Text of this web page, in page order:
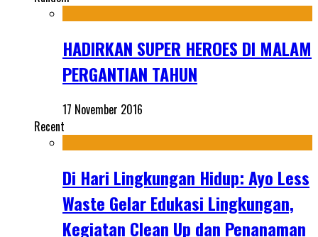
HADIRKAN SUPER HEROES DI MALAM
PERGANTIAN TAHUN
17 November 2016
Recent
Di Hari Lingkungan Hidup: Ayo Less
Waste Gelar Edukasi Lingkungan,
Kegiatan Clean Up dan Penanaman